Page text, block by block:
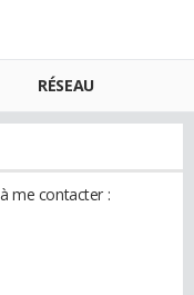
RÉSEAU
me contacter :